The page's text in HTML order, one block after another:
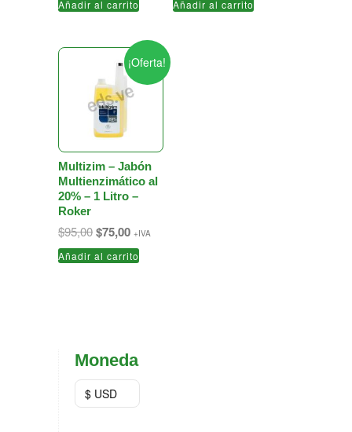
Añadir al carrito Añadir al carrito
¡Oferta!
Multizim – Jabón
Multienzimático al
20% – 1 Litro –
Roker
$95,00El
precio
original
$75,00El
precio
actual
+IVA
Añadir al carrito
Moneda
$ USD